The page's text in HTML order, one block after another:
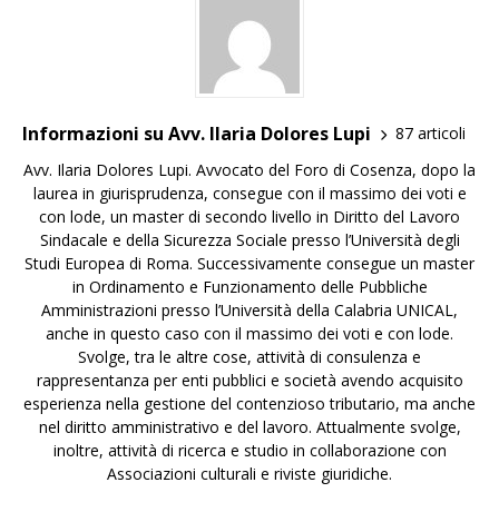
Informazioni su Avv. Ilaria Dolores Lupi
87 articoli
Avv. Ilaria Dolores Lupi. Avvocato del Foro di Cosenza, dopo la
laurea in giurisprudenza, consegue con il massimo dei voti e
con lode, un master di secondo livello in Diritto del Lavoro
Sindacale e della Sicurezza Sociale presso l’Università degli
Studi Europea di Roma. Successivamente consegue un master
in Ordinamento e Funzionamento delle Pubbliche
Amministrazioni presso l’Università della Calabria UNICAL,
anche in questo caso con il massimo dei voti e con lode.
Svolge, tra le altre cose, attività di consulenza e
rappresentanza per enti pubblici e società avendo acquisito
esperienza nella gestione del contenzioso tributario, ma anche
nel diritto amministrativo e del lavoro. Attualmente svolge,
inoltre, attività di ricerca e studio in collaborazione con
Associazioni culturali e riviste giuridiche.